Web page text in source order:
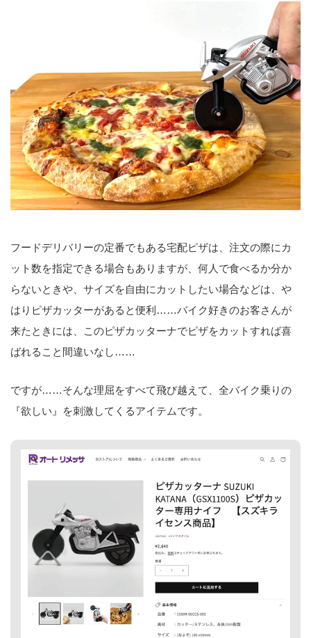
フードデリバリーの定番でもある宅配ピザは、注文の際にカ
ット数を指定できる場合もありますが、何人で食べるか分か
らないときや、サイズを自由にカットしたい場合などは、や
はりピザカッターがあると便利……バイク好きのお客さんが
来たときには、このピザカッターナでピザをカットすれば喜
ばれること間違いなし……
ですが……そんな理屈をすべて飛び越えて、全バイク乗りの
『欲しい』を刺激してくるアイテムです。